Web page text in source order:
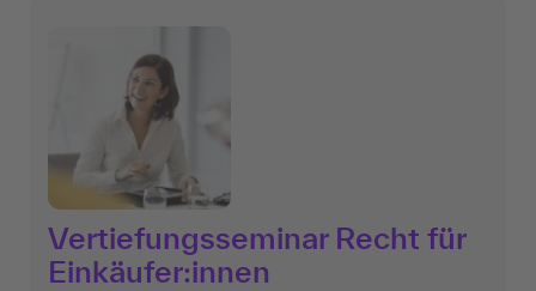
Vertiefungsseminar Recht für
Einkäufer:innen